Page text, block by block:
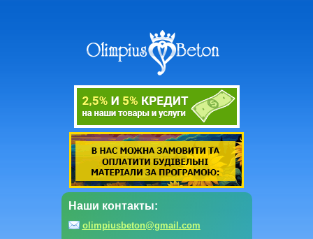
Наши контакты:
olimpiusbeton@gmail.com